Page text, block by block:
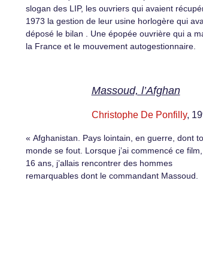
slogan des LIP, les ouvriers qui avaient
1973 la gestion de leur usine horlogère qui
déposé le bilan . Une épopée ouvrière qui a
la France et le mouvement autogestionnaire.
Massoud, l’Afghan
Christophe De Ponfilly,
« Afghanistan. Pays lointain, en guerre, dont
monde se fout. Lorsque j’ai commencé ce
16 ans, j’allais rencontrer des hommes
remarquables dont le commandant Massoud.